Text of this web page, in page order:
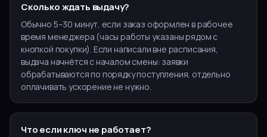
Сколько ждать выдачу?
Обычно 5–30 минут, если заказ оформлен в рабочее
время менеджера (часы работы указаны рядом с
кнопкой покупки). Если написали вне расписания,
выдача начнётся с началом смены: заявки
обрабатываются по порядку поступления, отдельно
оплачивать ускорение не нужно.
Что если ключ не работает?